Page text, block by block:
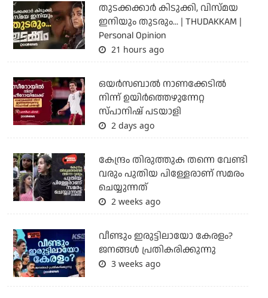
തുടക്കക്കാര്‍ കിടുക്കി, വിസ്മയ
ഇനിയും തുടരും... | THUDAKKAM |
Personal Opinion
21 hours ago
ഒയര്‍സബാൽ നാണക്കേടിൽ
നിന്ന് ഉയിർത്തെഴുന്നേറ്റ
സ്പാനിഷ് പടയാളി
2 days ago
കേന്ദ്രം തിരുത്തുക തന്നെ വേണ്ടി
വരും പുതിയ പിള്ളേരാണ് സമരം
ചെയ്യുന്നത്
2 weeks ago
വീണ്ടും ഇരുട്ടിലായോ കേരളം?
ജനങ്ങൾ പ്രതികരിക്കുന്നു
3 weeks ago